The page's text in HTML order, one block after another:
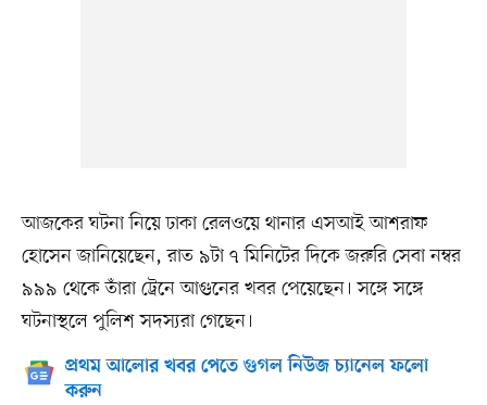
আজকের ঘটনা নিয়ে ঢাকা রেলওয়ে থানার এসআই আশরাফ
হোসেন জানিয়েছেন, রাত ৯টা ৭ মিনিটের দিকে জরুরি সেবা নম্বর
৯৯৯ থেকে তাঁরা ট্রেনে আগুনের খবর পেয়েছেন। সঙ্গে সঙ্গে
ঘটনাস্থলে পুলিশ সদস্যরা গেছেন।
প্রথম আলোর খবর পেতে গুগল নিউজ চ্যানেল ফলো
করুন